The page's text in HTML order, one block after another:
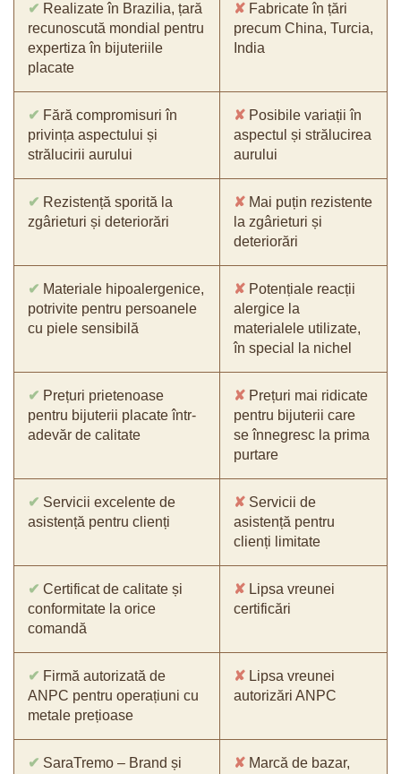
✔ Realizate în Brazilia, țară
recunoscută mondial pentru
expertiza în bijuteriile
placate
✘ Fabricate în țări
precum China, Turcia,
India
✔ Fără compromisuri în
privința aspectului și
strălucirii aurului
✘ Posibile variații în
aspectul și strălucirea
aurului
✔ Rezistență sporită la
zgârieturi și deteriorări
✘ Mai puțin rezistente
la zgârieturi și
deteriorări
✔ Materiale hipoalergenice,
potrivite pentru persoanele
cu piele sensibilă
✘ Potențiale reacții
alergice la
materialele utilizate,
în special la nichel
✔ Prețuri prietenoase
pentru bijuterii placate într-
adevăr de calitate
✘ Prețuri mai ridicate
pentru bijuterii care
se înnegresc la prima
purtare
✔ Servicii excelente de
asistență pentru clienți
✘ Servicii de
asistență pentru
clienți limitate
✔ Certificat de calitate și
conformitate la orice
comandă
✘ Lipsa vreunei
certificări
✔ Firmă autorizată de
ANPC pentru operațiuni cu
metale prețioase
✘ Lipsa vreunei
autorizări ANPC
✔ SaraTremo – Brand și
✘ Marcă de bazar,